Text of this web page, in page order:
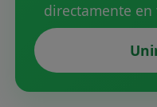
directamente en